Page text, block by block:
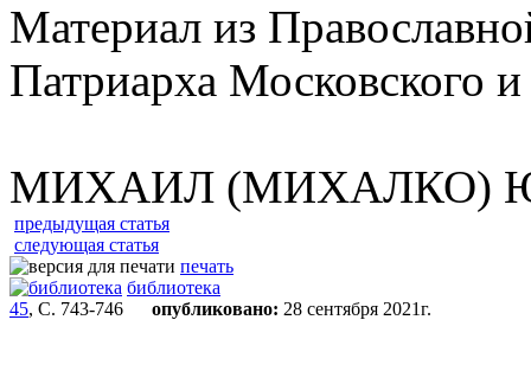
Материал из
Патриарха Московского
МИХАИЛ (МИХАЛКО)
предыдущая статья
следующая статья
печать
библиотека
45, С. 743-746 опубликовано: 28 сентября 2021г.